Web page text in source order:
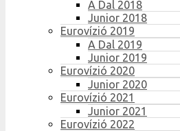
A Dal 2018
Junior 2018
Eurovízió 2019
A Dal 2019
Junior 2019
Eurovízió 2020
Junior 2020
Eurovízió 2021
Junior 2021
Eurovízió 2022